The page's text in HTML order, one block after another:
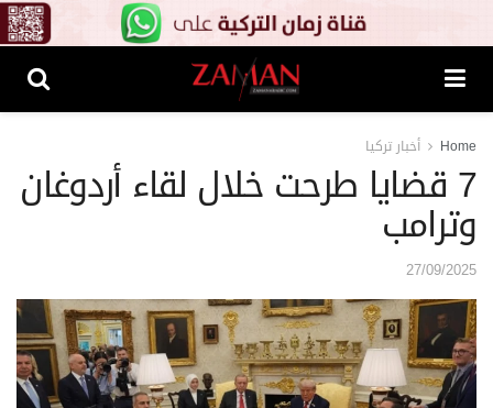
Home أخبار تركيا
7 قضايا طرحت خلال لقاء أردوغان
وترامب
27/09/2025